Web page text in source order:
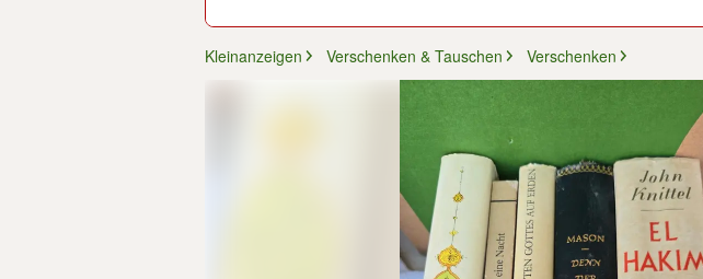
Kleinanzeigen Verschenken & Tauschen Verschenken